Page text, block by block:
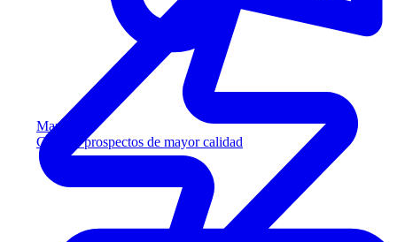
Marketing
Capture prospectos de mayor calidad